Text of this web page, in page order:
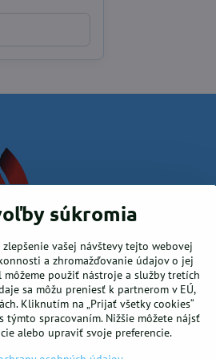
526, 94365 Kamenica nad Hronom
súkromia
vašej návštevy tejto webovej
a zhromažďovanie údajov o jej
použiť nástroje a služby tretích
sa môžu preniesť k partnerom v EÚ,
Kliknutím na „Prijať všetky cookies“
týmto spracovaním. Nižšie môžete nájsť
alebo upraviť svoje preferencie.